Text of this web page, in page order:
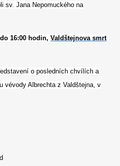
sv. Jana Nepomuckého na
16:00 hodin, Valdštejnova smrt
o posledních chvílích a
vévody Albrechta z Valdštejna, v